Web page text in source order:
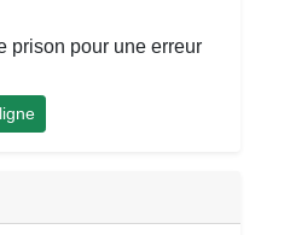
prison pour une erreur